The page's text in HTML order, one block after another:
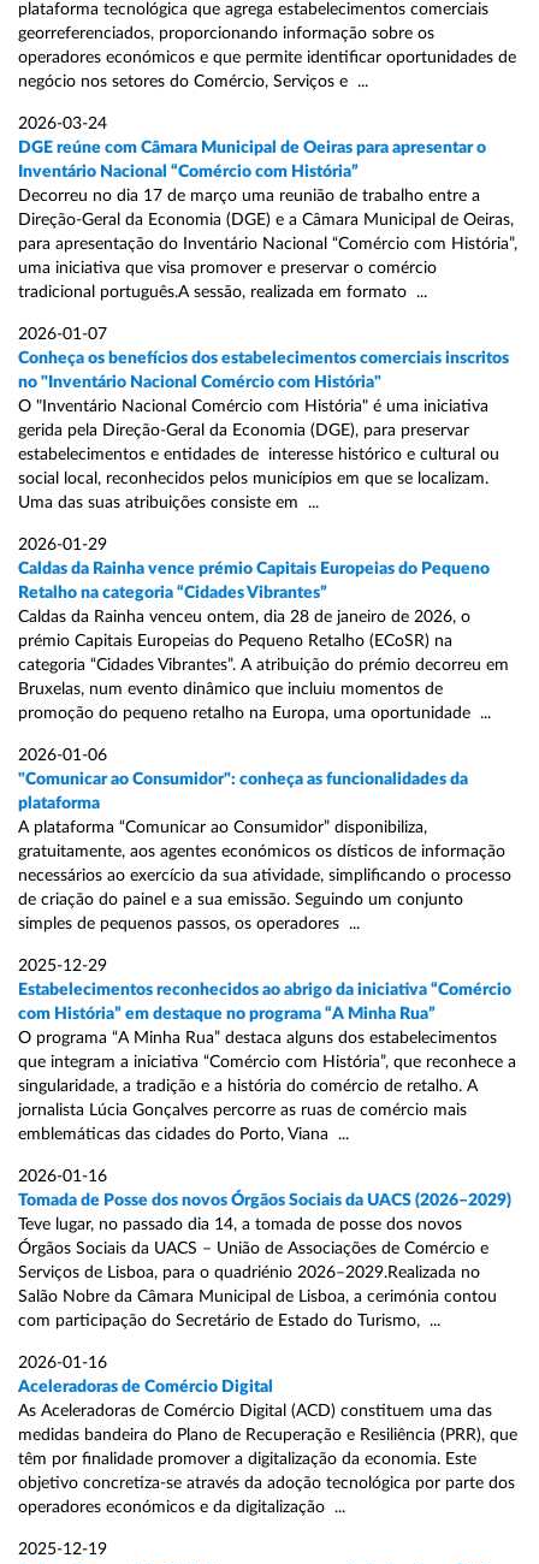
plataforma tecnológica que agrega estabelecimentos comerciais
georreferenciados, proporcionando informação sobre os
operadores económicos e que permite identificar oportunidades de
negócio nos setores do Comércio, Serviços e ...
2026-03-24
DGE reúne com Câmara Municipal de Oeiras para apresentar o
Inventário Nacional “Comércio com História”
Decorreu no dia 17 de março uma reunião de trabalho entre a
Direção-Geral da Economia (DGE) e a Câmara Municipal de Oeiras,
para apresentação do Inventário Nacional “Comércio com História”,
uma iniciativa que visa promover e preservar o comércio
tradicional português.A sessão, realizada em formato ...
2026-01-07
Conheça os benefícios dos estabelecimentos comerciais inscritos
no "Inventário Nacional Comércio com História"
O "Inventário Nacional Comércio com História" é uma iniciativa
gerida pela Direção-Geral da Economia (DGE), para preservar
estabelecimentos e entidades de interesse histórico e cultural ou
social local, reconhecidos pelos municípios em que se localizam.
Uma das suas atribuições consiste em ...
2026-01-29
Caldas da Rainha vence prémio Capitais Europeias do Pequeno
Retalho na categoria “Cidades Vibrantes”
Caldas da Rainha venceu ontem, dia 28 de janeiro de 2026, o
prémio Capitais Europeias do Pequeno Retalho (ECoSR) na
categoria “Cidades Vibrantes”. A atribuição do prémio decorreu em
Bruxelas, num evento dinâmico que incluiu momentos de
promoção do pequeno retalho na Europa, uma oportunidade ...
2026-01-06
"Comunicar ao Consumidor": conheça as funcionalidades da
plataforma
A plataforma “Comunicar ao Consumidor” disponibiliza,
gratuitamente, aos agentes económicos os dísticos de informação
necessários ao exercício da sua atividade, simplificando o processo
de criação do painel e a sua emissão. Seguindo um conjunto
simples de pequenos passos, os operadores ...
2025-12-29
Estabelecimentos reconhecidos ao abrigo da iniciativa “Comércio
com História” em destaque no programa “A Minha Rua”
O programa “A Minha Rua” destaca alguns dos estabelecimentos
que integram a iniciativa “Comércio com História”, que reconhece a
singularidade, a tradição e a história do comércio de retalho. A
jornalista Lúcia Gonçalves percorre as ruas de comércio mais
emblemáticas das cidades do Porto, Viana ...
2026-01-16
Tomada de Posse dos novos Órgãos Sociais da UACS (2026–2029)
Teve lugar, no passado dia 14, a tomada de posse dos novos
Órgãos Sociais da UACS – União de Associações de Comércio e
Serviços de Lisboa, para o quadriénio 2026–2029.Realizada no
Salão Nobre da Câmara Municipal de Lisboa, a cerimónia contou
com participação do Secretário de Estado do Turismo, ...
2026-01-16
Aceleradoras de Comércio Digital
As Aceleradoras de Comércio Digital (ACD) constituem uma das
medidas bandeira do Plano de Recuperação e Resiliência (PRR), que
têm por finalidade promover a digitalização da economia. Este
objetivo concretiza-se através da adoção tecnológica por parte dos
operadores económicos e da digitalização ...
2025-12-19